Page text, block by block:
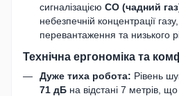
сигналізацією CO (чадний
небезпечній концентрації
перевантаження та низького
Технічна ергономіка та
Дуже тиха робота: Рівень
71 дБ на відстані 7 метрів,